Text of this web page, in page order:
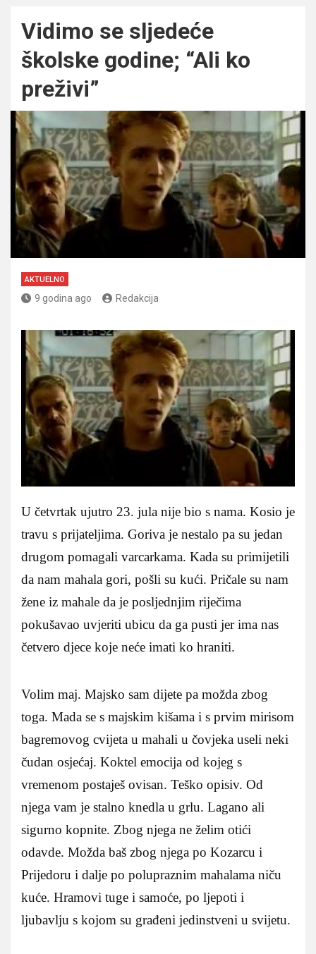
Vidimo se sljedeće
školske godine; “Ali ko
preživi”
AKTUELNO
9 godina ago Redakcija
U četvrtak ujutro 23. jula nije bio s nama. Kosio je
travu s prijateljima. Goriva je nestalo pa su jedan
drugom pomagali varcarkama. Kada su primijetili
da nam mahala gori, pošli su kući. Pričale su nam
žene iz mahale da je posljednjim riječima
pokušavao uvjeriti ubicu da ga pusti jer ima nas
četvero djece koje neće imati ko hraniti.
Volim maj. Majsko sam dijete pa možda zbog
toga. Mada se s majskim kišama i s prvim mirisom
bagremovog cvijeta u mahali u čovjeka useli neki
čudan osjećaj. Koktel emocija od kojeg s
vremenom postaješ ovisan. Teško opisiv. Od
njega vam je stalno knedla u grlu. Lagano ali
sigurno kopnite. Zbog njega ne želim otići
odavde. Možda baš zbog njega po Kozarcu i
Prijedoru i dalje po polupraznim mahalama niču
kuće. Hramovi tuge i samoće, po ljepoti i
ljubavlju s kojom su građeni jedinstveni u svijetu.